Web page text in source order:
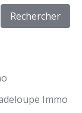
Rechercher
Immo